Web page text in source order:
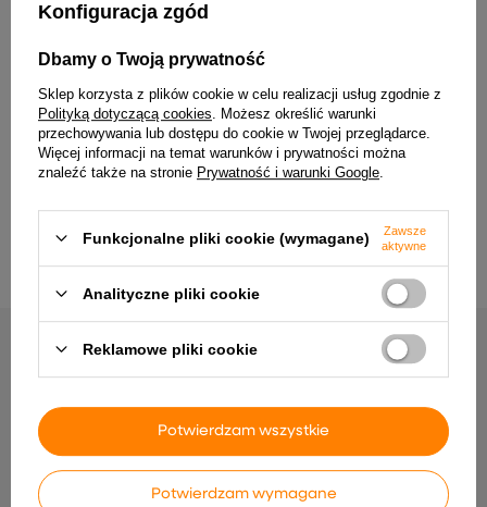
oświetleniem bez sięgania do gniazdka, szczególnie
praktyczne przy łóżku lub w biurze domowym.
Wybór do klasycznych, uporządkowanych
wnętrz
Ta dekoracyjna lampka nocna sprawdzi się w sypialni, salonie lub
domowym gabinecie urządzonym w stylu klasycznym, Hampton
lub vintage, gdzie liczy się miękkie, stonowane oświetlenie
wieczorne. Stanowi dobre uzupełnienie głównego światła
oświetlenie do czytania, rozmów i stopniowego wyciszenia przed
Lampka nocna Smally czarna z białym
85,99 zł
Lampka nocna Walia
173,99 zł
NAJCZĘŚCIEJ KUPOWANE RAZEM
Lampka nocna Rifasa fioletowa
klasyczna z abażurem
53,99 zł
Lampka nocna Smally z
niebieskim w kropki
58,00 zł
Konfiguracja zgód
Dbamy o Twoją prywatność
Sklep korzysta z plików cookie w celu realizacji usług zgodnie z
Polityką dotyczącą cookies . Możesz określić warunki
przechowywania lub dostępu do cookie w Twojej przeglądarce.
Więcej informacji na temat warunków i prywatności można
znaleźć także na stronie Prywatność i warunki Google
Funkcjonalne pliki cookie (wymagane)
Zawsze
aktywne
Analityczne pliki cookie
Reklamowe pliki cookie
Potwierdzam wymagane
Potwierdzam wszystkie